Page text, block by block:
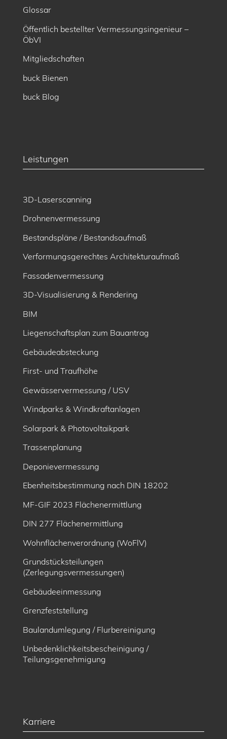
Glossar
Öffentlich bestellter Vermessungsingenieur –
ÖbVI
Mitgliedschaften
buck Bienen
buck Blog
Leistungen
3D-Laserscanning
Drohnenvermessung
Bestandspläne / Bestandsaufmaß
Verformungsgerechtes Architekturaufmaß
Fassadenvermessung
3D-Visualisierung & Rendering
BIM
Liegenschaftsplan zum Bauantrag
Gebäudeabsteckung
First- und Traufhöhe
Gewässervermessung / USV
Windparks & Windkraftanlagen
Solarpark & Photovoltaikpark
Trassenplanung
Deponievermessung
Ebenheitsbe­stimmung nach DIN 18202
MF-GIF 2023 Flächenermittlung
DIN 277 Flächenermittlung
Wohnflächenverordnung (WoFlV)
Grundstücksteilungen
(Zerlegungsvermessungen)
Gebäudeeinmessung
Grenzfeststellung
Baulandumlegung / Flurbereinigung
Unbedenklichkeitsbescheinigung /
Teilungsgenehmigung
Karriere